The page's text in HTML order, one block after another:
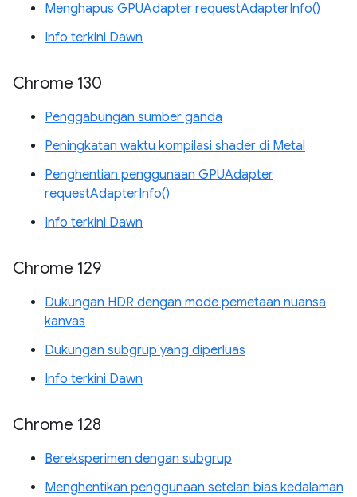
Menghapus GPUAdapter requestAdapterInfo()
Info terkini Dawn
Chrome 130
Penggabungan sumber ganda
Peningkatan waktu kompilasi shader di Metal
Penghentian penggunaan GPUAdapter
requestAdapterInfo()
Info terkini Dawn
Chrome 129
Dukungan HDR dengan mode pemetaan nuansa
kanvas
Dukungan subgrup yang diperluas
Info terkini Dawn
Chrome 128
Bereksperimen dengan subgrup
Menghentikan penggunaan setelan bias kedalaman